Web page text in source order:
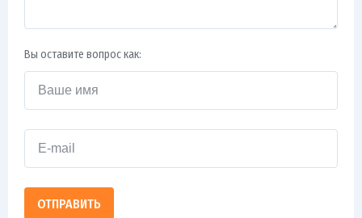
Вы оставите вопрос как:
ОТПРАВИТЬ